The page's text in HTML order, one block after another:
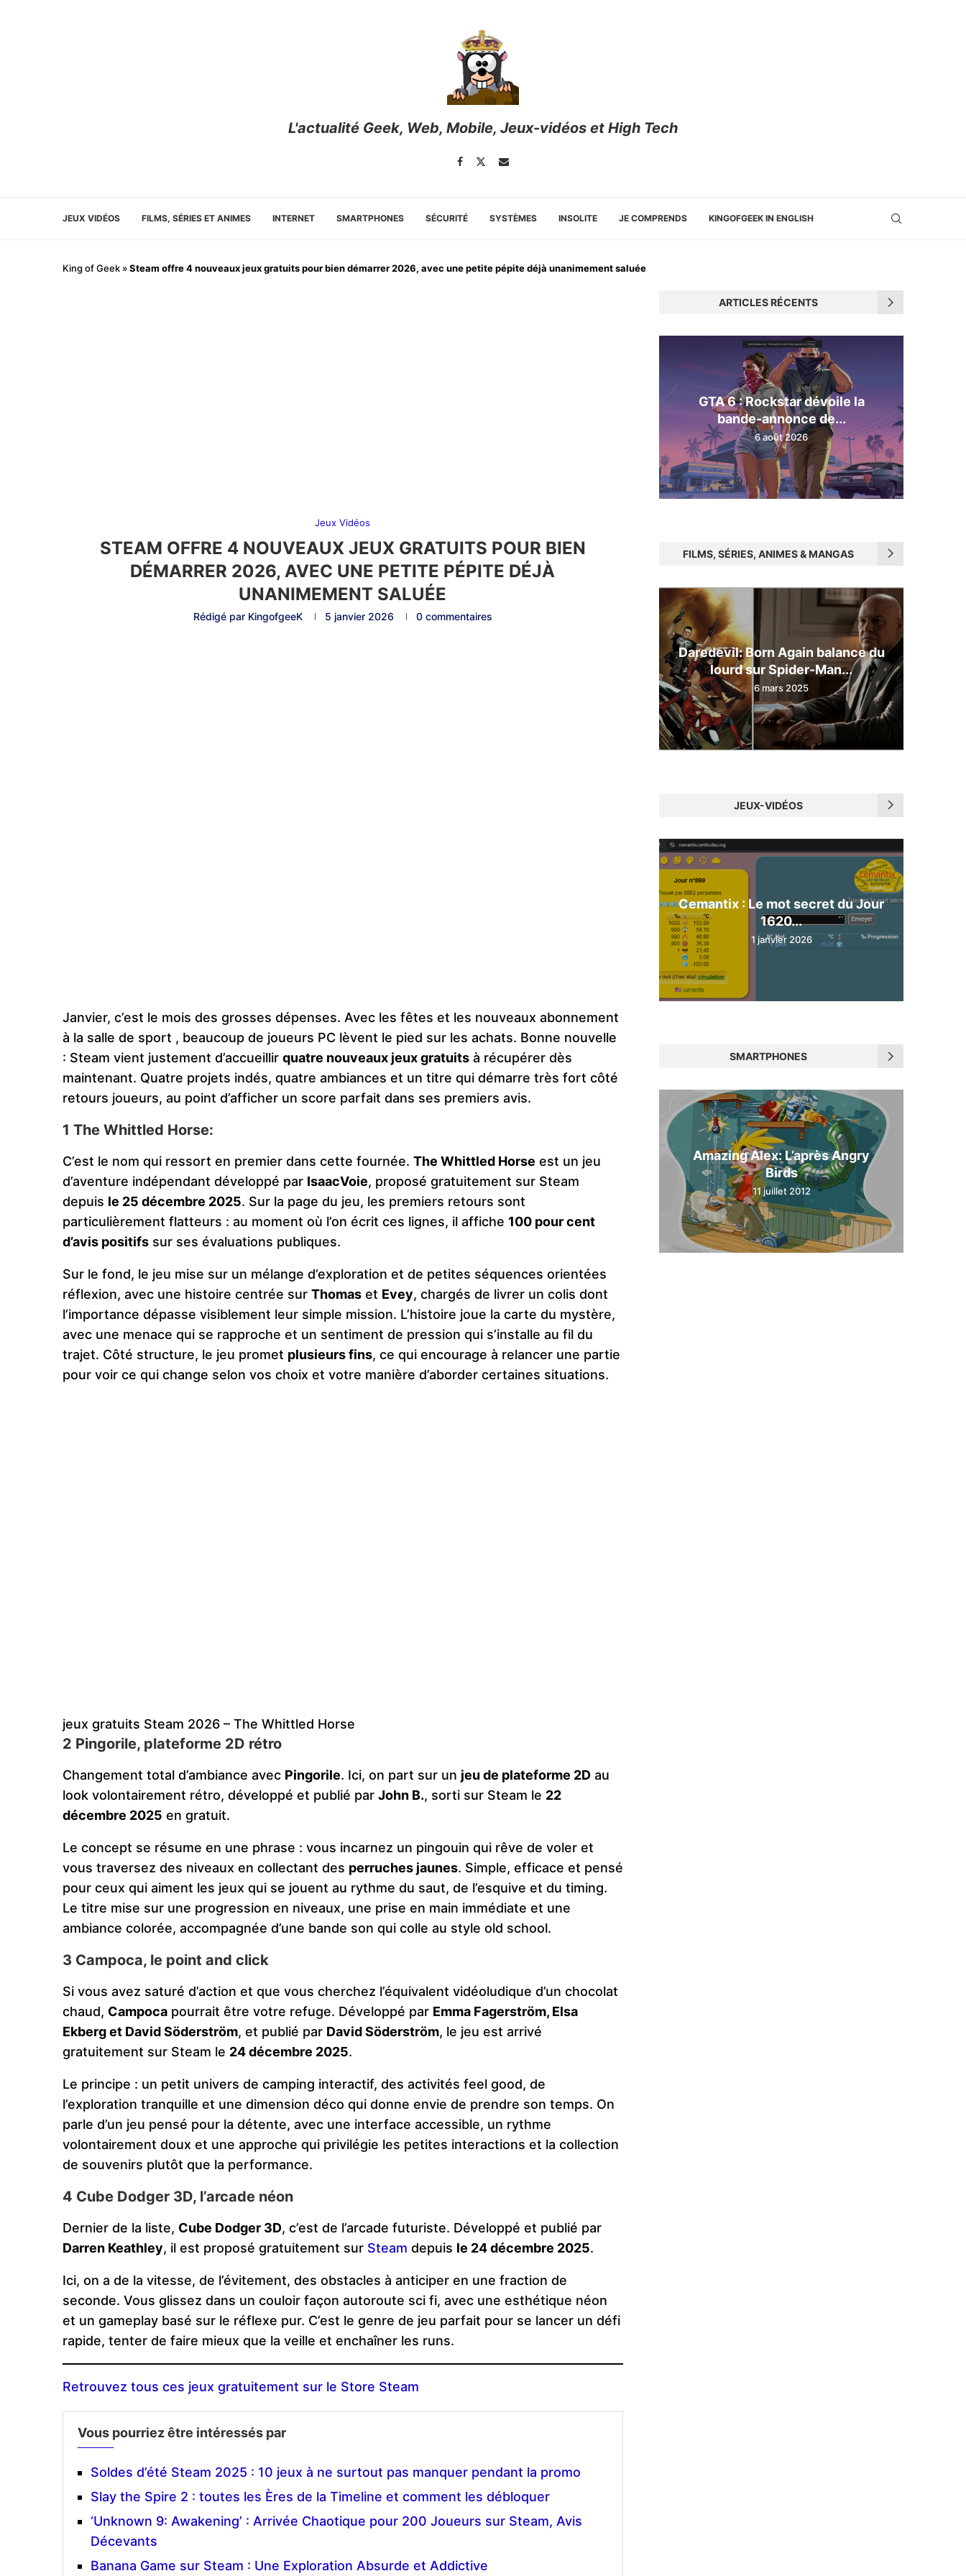
L'actualité Geek, Web, Mobile, Jeux-vidéos et High Tech
JEUX VIDÉOS FILMS, SÉRIES ET ANIMES INTERNET SMARTPHONES SÉCURITÉ SYSTÈMES INSOLITE JE COMPRENDS KINGOFGEEK IN ENGLISH
King of Geek »Steam offre 4 nouveaux jeux gratuits pour bien démarrer 2026, avec une petite pépite déjà unanimement saluée
Jeux Vidéos
STEAM OFFRE 4 NOUVEAUX JEUX GRATUITS POUR BIEN
DÉMARRER 2026, AVEC UNE PETITE PÉPITE DÉJÀ
UNANIMEMENT SALUÉE
Rédigé par KingofgeeK 5 janvier 2026 0 commentaires
Janvier, c’est le mois des grosses dépenses. Avec les fêtes et les nouveaux abonnement
à la salle de sport , beaucoup de joueurs PC lèvent le pied sur les achats. Bonne nouvelle
: Steam vient justement d’accueillir quatre nouveaux jeux gratuits à récupérer dès
maintenant. Quatre projets indés, quatre ambiances et un titre qui démarre très fort côté
retours joueurs, au point d’afficher un score parfait dans ses premiers avis.
1 The Whittled Horse:
C’est le nom qui ressort en premier dans cette fournée. The Whittled Horse est un jeu
d’aventure indépendant développé par IsaacVoie, proposé gratuitement sur Steam
depuis le 25 décembre 2025. Sur la page du jeu, les premiers retours sont
particulièrement flatteurs : au moment où l’on écrit ces lignes, il affiche 100 pour cent
d’avis positifs sur ses évaluations publiques.
Sur le fond, le jeu mise sur un mélange d’exploration et de petites séquences orientées
réflexion, avec une histoire centrée sur Thomas et Evey, chargés de livrer un colis dont
l’importance dépasse visiblement leur simple mission. L’histoire joue la carte du mystère,
avec une menace qui se rapproche et un sentiment de pression qui s’installe au fil du
trajet. Côté structure, le jeu promet plusieurs fins, ce qui encourage à relancer une partie
pour voir ce qui change selon vos choix et votre manière d’aborder certaines situations.
jeux gratuits Steam 2026 – The Whittled Horse
2 Pingorile, plateforme 2D rétro
Changement total d’ambiance avec Pingorile. Ici, on part sur un jeu de plateforme 2D au
look volontairement rétro, développé et publié par John B., sorti sur Steam le 22
décembre 2025 en gratuit.
Le concept se résume en une phrase : vous incarnez un pingouin qui rêve de voler et
vous traversez des niveaux en collectant des perruches jaunes. Simple, efficace et pensé
pour ceux qui aiment les jeux qui se jouent au rythme du saut, de l’esquive et du timing.
Le titre mise sur une progression en niveaux, une prise en main immédiate et une
ambiance colorée, accompagnée d’une bande son qui colle au style old school.
3 Campoca, le point and click
Si vous avez saturé d’action et que vous cherchez l’équivalent vidéoludique d’un chocolat
chaud, Campoca pourrait être votre refuge. Développé par Emma Fagerström, Elsa
Ekberg et David Söderström, et publié par David Söderström, le jeu est arrivé
gratuitement sur Steam le 24 décembre 2025.
Le principe : un petit univers de camping interactif, des activités feel good, de
l’exploration tranquille et une dimension déco qui donne envie de prendre son temps. On
parle d’un jeu pensé pour la détente, avec une interface accessible, un rythme
volontairement doux et une approche qui privilégie les petites interactions et la collection
de souvenirs plutôt que la performance.
4 Cube Dodger 3D, l’arcade néon
Dernier de la liste, Cube Dodger 3D, c’est de l’arcade futuriste. Développé et publié par
Darren Keathley, il est proposé gratuitement sur Steam depuis le 24 décembre 2025.
Ici, on a de la vitesse, de l’évitement, des obstacles à anticiper en une fraction de
seconde. Vous glissez dans un couloir façon autoroute sci fi, avec une esthétique néon
et un gameplay basé sur le réflexe pur. C’est le genre de jeu parfait pour se lancer un défi
rapide, tenter de faire mieux que la veille et enchaîner les runs.
Retrouvez tous ces jeux gratuitement sur le Store Steam
Vous pourriez être intéressés par
Soldes d’été Steam 2025 : 10 jeux à ne surtout pas manquer pendant la promo
Slay the Spire 2 : toutes les Ères de la Timeline et comment les débloquer
‘Unknown 9: Awakening’ : Arrivée Chaotique pour 200 Joueurs sur Steam, Avis
Décevants
Banana Game sur Steam : Une Exploration Absurde et Addictive
ARTICLES RÉCENTS
GTA 6 : Rockstar dévoile la
bande-annonce de...
6 août 2026
FILMS, SÉRIES, ANIMES & MANGAS
Daredevil: Born Again balance du
lourd sur Spider-Man...
6 mars 2025
JEUX-VIDÉOS
Cemantix : Le mot secret du Jour
1620...
1 janvier 2026
SMARTPHONES
Amazing Alex: L’après Angry
Birds
11 juillet 2012